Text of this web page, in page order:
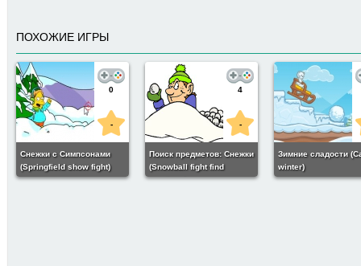
ПОХОЖИЕ ИГРЫ
0
-
Снежки с Симпсонами
(Springfield show fight)
4
-
Поиск предметов: Снежки
(Snowball fight find
numbers)
Зимние сладости
winter)